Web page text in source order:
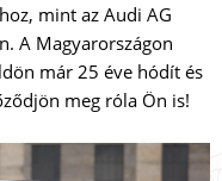
mint az Audi AG
A Magyarországon
már 25 éve hódít és
meg róla Ön is!